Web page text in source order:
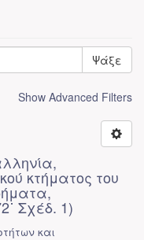
Ψάξε
Show Advanced Filters
κτήματος του
Σχέδ. 1)
και